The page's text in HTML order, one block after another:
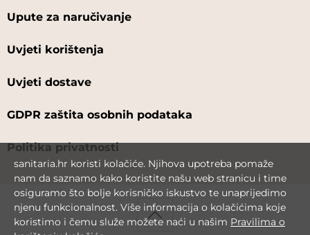
Upute za naručivanje
Uvjeti korištenja
Uvjeti dostave
GDPR zaštita osobnih podataka
Politika privatnosti
sanitaria.hr koristi kolačiće. Njihova upotreba pomaže
nam da saznamo kako koristite našu web stranicu i time
osiguramo što bolje korisničko iskustvo te unaprijedimo
njenu funkcionalnost. Više informacija o kolačićima koje
koristimo i čemu služe možete naći u našim Pravilima o